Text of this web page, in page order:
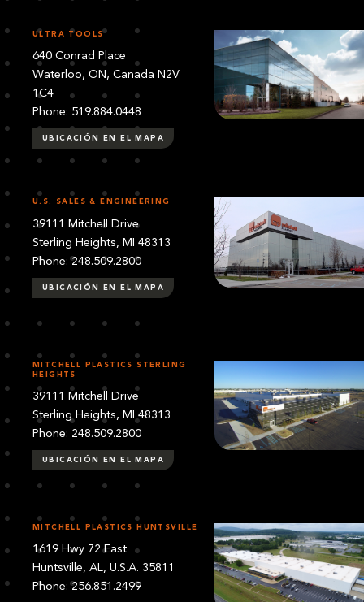
ULTRA TOOLS
640 Conrad Place
Waterloo, ON, Canada N2V
1C4
Phone: 519.884.0448
UBICACIÓN EN EL MAPA
U.S. SALES & ENGINEERING
39111 Mitchell Drive
Sterling Heights, MI 48313
Phone: 248.509.2800
UBICACIÓN EN EL MAPA
MITCHELL PLASTICS STERLING
HEIGHTS
39111 Mitchell Drive
Sterling Heights, MI 48313
Phone: 248.509.2800
UBICACIÓN EN EL MAPA
MITCHELL PLASTICS HUNTSVILLE
1619 Hwy 72 East
Huntsville, AL, U.S.A. 35811
Phone: 256.851.2499